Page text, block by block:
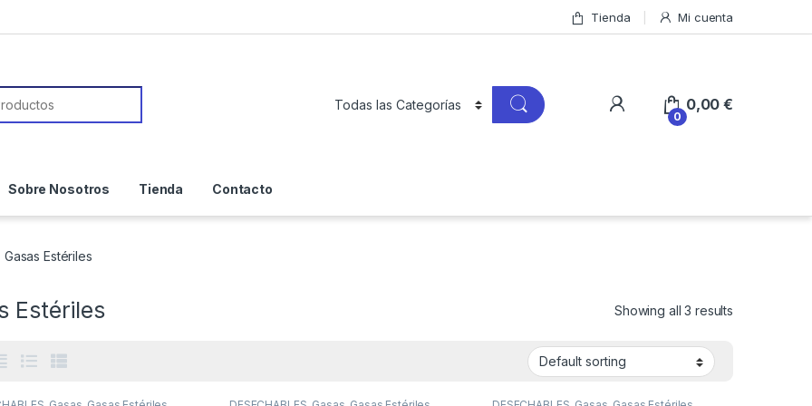
Tienda Mi cuenta
0
0,00€
Sobre Nosotros Tienda Contacto
Gasas Estériles
Estériles Showing all 3 results